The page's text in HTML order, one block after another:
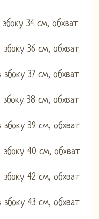
збоку 34 см, обхват
збоку 36 см, обхват
збоку 37 см, обхват
збоку 38 см, обхват
збоку 39 см, обхват
збоку 40 см, обхват
збоку 42 см, обхват
збоку 43 см, обхват